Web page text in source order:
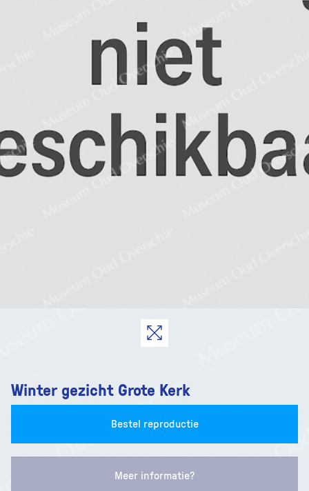
Winter gezicht Grote Kerk
Bestel reproductie
Meer informatie?